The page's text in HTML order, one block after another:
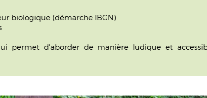
biologique (démarche IBGN)
permet d'aborder de manière ludique et